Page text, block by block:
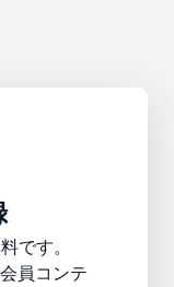
です。
員コンテ